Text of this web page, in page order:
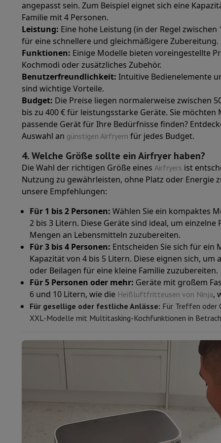
Cook'in Style
KochenPfanne PfannenOfengerichte
Kuechenzubehoer Manik und Küchenhandschuhe
KüchenutensilienKüchenmesserRaspeln & Schälen
Gebaeckutensilien Muscheln
TischkulturBesteckGläserService
GetränkezubehörKaffee & Tee WeinKaraffen & Becher
Tischdekoration Tischset
AufbewahrenBrotkästenMülleimer
Pflege & Gesundheit
Zahnbürste Elektrische Zahnbürste Zahnbürstenzubehör
HaarpflegeHaarglätter Haartrockner LockenstabGebläsebürste
BeautyGesichtspflege SpiegelBeauty-Accessoires
RasurHaarschneidemaschineElektrischer Rasierer
HaarentfernungLadyshaveEpiliergerätEpilierer von
MassageMassage der Füße Nacken-
Personenwaage
Telefonie & Navigation
SmartphonesAlle SmartphonesApple iPhoneiPhone 17
Generalüberholte SmartphonesGeneralüberholte
Verbundene UhrenSmartwatchApple WatchSamsung Galaxy
SchutziPhone Hülle Samsung HülleUniverselle Schutzhülle
NachladenPowerbankLadegerätLadegeräte für das Auto
Telefonie-ZubehörSpeicherkarteKabelAutohalterung
ZahlungsterminalsSumUp
GSMAlle GSMEmporia GSMGSM Nokia
FestnetztelefoneAlle FestnetztelefoneGigaset-Telefone
VerschiedenesWalkie-TalkiesMobile Fotodrucker
Computer & Büro
Laptop & Notebook
Desktop-Computer
All-in-One-Computer
Gaming-Bereich PC RTX
Tablette & E-Reader
Samsung
HP Instant InkTintenstrahldrucker
FRITZ!IP-Kameras
Peripheriegerät
PC-Headsets
angepasst sein. Zum Beispiel eignet sich eine
Familie mit 4 Personen.
Leistung: Eine hohe Leistung (in der Regel
für eine schnellere und gleichmäßigere Zubereitung.
Funktionen: Einige Modelle bieten voreingestellte
Kochmodi oder zusätzliches Zubehör.
Benutzerfreundlichkeit: Intuitive Bedienelemente
sind wichtige Vorteile.
Budget: Die Preise liegen normalerweise zwischen
bis zu 400 € für leistungsstarke Geräte. Sie möchten
passende Gerät für Ihre Bedürfnisse finden?
Auswahl an günstigen Airfryern für jedes Budget.
4. Welche Größe sollte ein Airfryer haben?
Die Wahl der richtigen Größe eines Airfryers ist
Nutzung zu gewährleisten, ohne Platz oder Energie
unsere Empfehlungen:
Für 1 bis 2 Personen: Wählen Sie ein kompaktes
2 bis 3 Litern. Diese Geräte sind ideal, um
Mengen an Lebensmitteln zuzubereiten.
Für 3 bis 4 Personen: Entscheiden Sie sich für
Kapazität von 4 bis 5 Litern. Diese eignen sich,
oder Beilagen für eine kleine Familie zuzubereiten.
Für 5 Personen oder mehr: Geräte mit großem
6 und 10 Litern, wie die Heißluftfritteusen von Ninja,
Für gesellige oder festliche Anlässe: Für Treffen oder
XXL-Modelle mit Multitasking-Kochfunktionen in